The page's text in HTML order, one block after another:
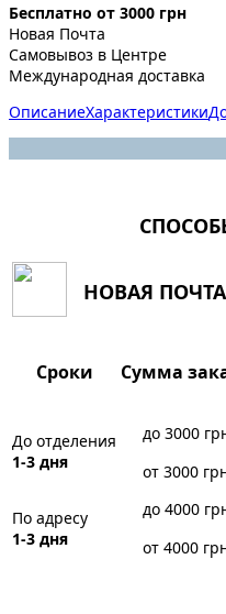
Бесплатно от 3000 грн
Новая Почта
Самовывоз в Центре
Международная доставка
ОписаниеХарактеристики
НОВАЯ ПОЧТА
Сроки Сумма
До отделения
1-3 дня
до 3000
от 3000
По адресу
1-3 дня
до 4000
от 4000